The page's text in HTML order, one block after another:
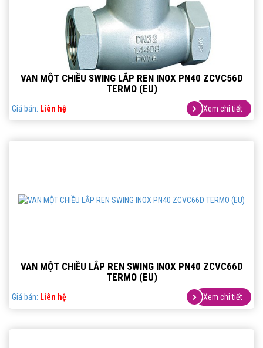
VAN MỘT CHIỀU SWING LẮP REN INOX PN40 ZCVC56D
TERMO (EU)
Giá bán: Liên hệ Xem chi tiết
VAN MỘT CHIỀU LẮP REN SWING INOX PN40 ZCVC66D
TERMO (EU)
Giá bán: Liên hệ Xem chi tiết